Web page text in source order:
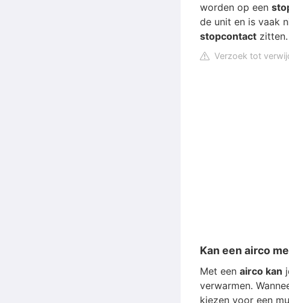
worden op een
de unit en is vaak
stopcontact zitten.
Verzoek tot
Kan een airco
Met een airco kan
verwarmen.
kiezen voor een